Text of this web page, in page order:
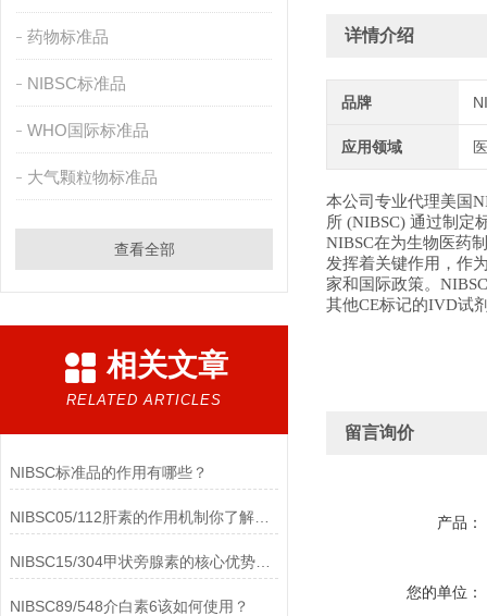
药物标准品
NIBSC标准品
WHO国际标准品
大气颗粒物标准品
查看全部
相关文章
RELATED ARTICLES
NIBSC标准品的作用有哪些？
NIBSC05/112肝素的作用机制你了解多少？
NIBSC15/304甲状旁腺素的核心优势有哪些？
NIBSC89/548介白素6该如何使用？
详情介绍
品牌
应用领域
本公司专业代理美国
所 (NIBSC) 通过制定
NIBSC在为生物医药
发挥着关键作用，作
家和国际政策。
其他CE标记的IVD试
留言询价
产品：
您的单位：